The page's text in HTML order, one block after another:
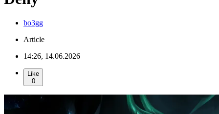
bo3gg
Article
14:26, 14.06.2026
Like
0